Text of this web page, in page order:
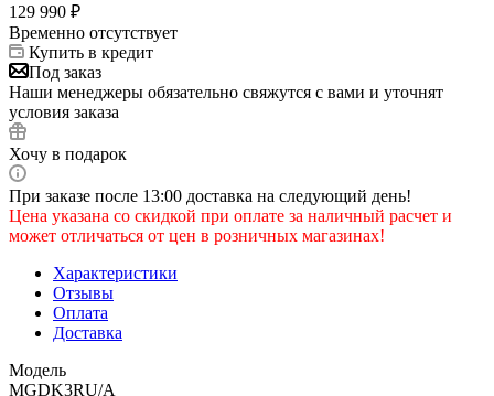
129 990 ₽
Временно отсутствует
Купить в кредит
Под заказ
Наши менеджеры обязательно свяжутся с вами и уточнят
условия заказа
Хочу в подарок
При заказе после 13:00 доставка на следующий день!
Цена указана со скидкой при оплате за наличный расчет и
может отличаться от цен в розничных магазинах!
Характеристики
Отзывы
Оплата
Доставка
Модель
MGDK3RU/A